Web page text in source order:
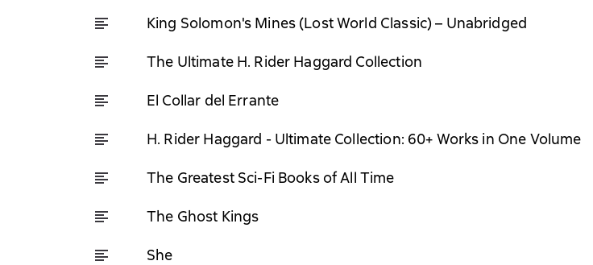
King Solomon's Mines (Lost World Classic) – Unabridged
The Ultimate H. Rider Haggard Collection
El Collar del Errante
H. Rider Haggard - Ultimate Collection: 60+ Works in One Volume
The Greatest Sci-Fi Books of All Time
The Ghost Kings
She